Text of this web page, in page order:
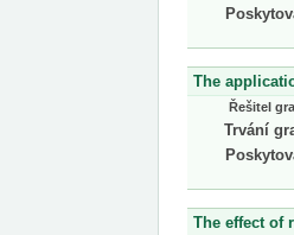
The
Řešitel
Trvání
The effect of